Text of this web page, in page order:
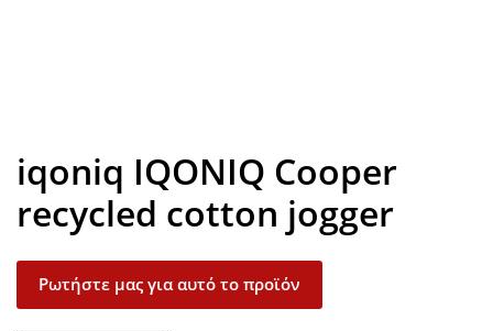
iqoniq IQONIQ Cooper
recycled cotton jogger
Ρωτήστε μας για αυτό το προϊόν